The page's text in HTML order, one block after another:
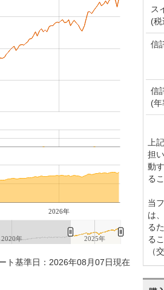
2026年
2020年 2025年
ト基準日：2026年08月07日現在
ス
(税
信
信
(
上
担
動
る
当
は
る
る
（